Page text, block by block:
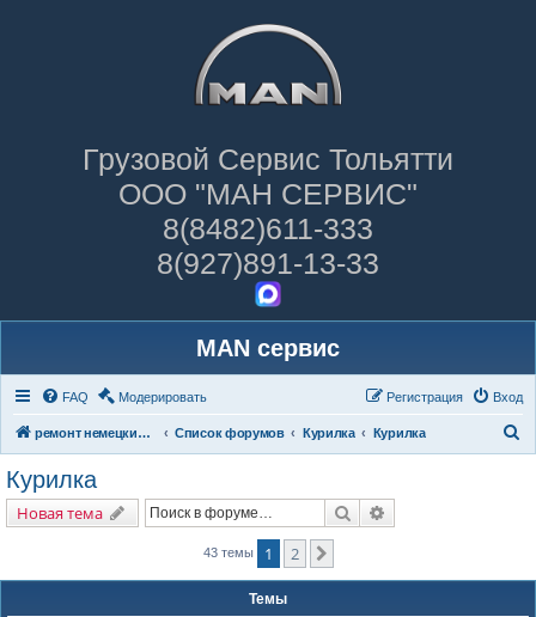
Грузовой Сервис Тольятти
ООО "МАН СЕРВИС"
8(8482)611-333
8(927)891-13-33
MAN сервис
FAQ Модерировать Вход
Регистрация
ремонт немецких грузовиков Список форумов Курилка Курилка
Курилка
Новая тема Поиск
43 темы 1 2
Темы